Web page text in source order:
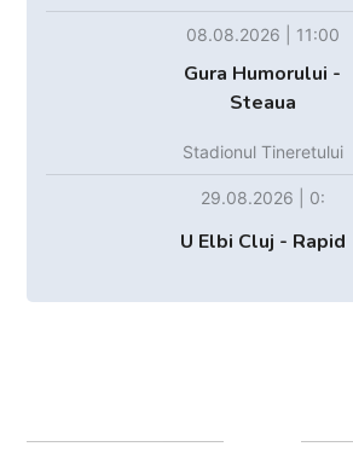
08.08.2026 | 11:00
Gura Humorului -
Steaua
Stadionul Tineretului
29.08.2026 | 0:
U Elbi Cluj - Rapid